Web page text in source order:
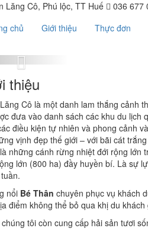
Lăng Cô, Phú lộc, TT Huế
036 677
chủ
Giới thiệu Thực đơn
Previous
thiệu
Cô là một danh lam thắng cảnh
đưa vào danh sách các khu du lịch
điều kiện tự nhiên và phong cảnh
vịnh đẹp thế giới – với bãi cát
những cánh rừng nhiệt đới rộng lớn
lớn (800 ha) đầy huyền bí. Là sự
nổi Bé Thân chuyên phục vụ khách
điểm không thể bỏ qua khị du khách
chúng tôi còn cung cấp hải sản tươi